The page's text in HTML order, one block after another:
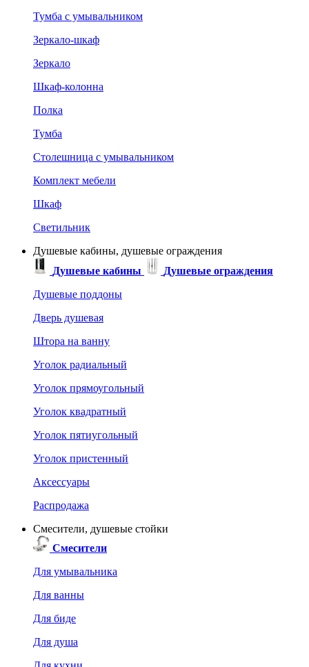
Тумба с умывальником
Зеркало-шкаф
Зеркало
Шкаф-колонна
Полка
Тумба
Столешница с умывальником
Комплект мебели
Шкаф
Светильник
Душевые кабины, душевые ограждения
Душевые кабины
Душевые ограждения
Душевые поддоны
Дверь душевая
Штора на ванну
Уголок радиальный
Уголок прямоугольный
Уголок квадратный
Уголок пятиугольный
Уголок пристенный
Аксессуары
Распродажа
Смесители, душевые стойки
Смесители
Для умывальника
Для ванны
Для биде
Для душа